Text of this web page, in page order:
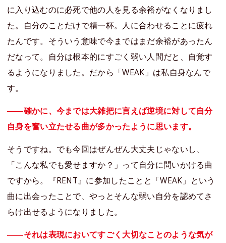
に入り込むのに必死で他の人を見る余裕がなくなりまし
た。自分のことだけで精一杯。人に合わせることに疲れ
たんです。そういう意味で今まではまだ余裕があったん
だなって。自分は根本的にすごく弱い人間だと、自覚す
るようになりました。だから「WEAK」は私自身なんで
す。
――確かに、今までは大雑把に言えば逆境に対して自分
自身を奮い立たせる曲が多かったように思います。
そうですね。でも今回はぜんぜん大丈夫じゃないし、
「こんな私でも愛せますか？」って自分に問いかける曲
ですから。『RENT』に参加したことと「WEAK」という
曲に出会ったことで、やっとそんな弱い自分を認めてさ
らけ出せるようになりました。
――それは表現においてすごく大切なことのような気が